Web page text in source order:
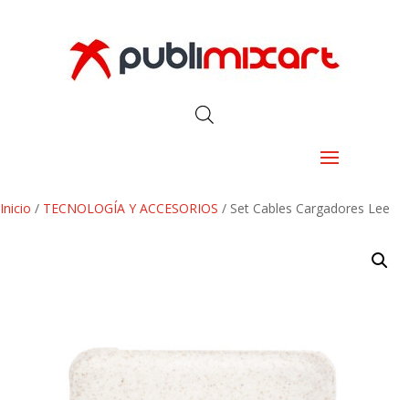
Inicio / TECNOLOGÍA Y ACCESORIOS / Set Cables Cargadores Lee